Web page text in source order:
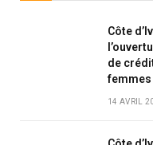
Côte
de
femmes
14 AVRIL